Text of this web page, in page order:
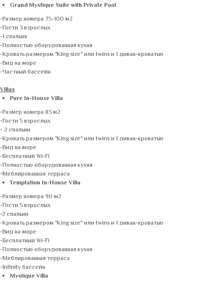
Grand Mystique Suite with Private Pool
-Размер номера 75-100 м2
-Гости 3 взрослых
-1 спальня
-Полностью оборудованная кухня
-Кровать размером "King size" или twins и 1 диван-кроватью
-Вид на море
-Частный бассейн
Villas
Pure In-House Villa
-Размер номера 83 м2
-Гости 5 взрослых
- 2 спальни
-Кровать размером "King size" или twins и 1 диван-кроватью
-Вид на море
-Бесплатный Wi-Fi
-Полностью оборудованная кухня
-Меблированная терраса
Temptation In-House Villa
-Размер номера 90 м2
-Гости 5 взрослых
-2 спальни
-Кровать размером "King size" или twins и 1 диван-кроватью
-Вид на море
-Бесплатный Wi-Fi
-Полностью оборудованная кухня
-Меблированная терраса
-Infinity бассейн
Mystique Villa